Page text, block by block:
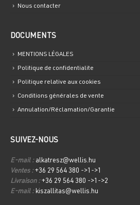
Nous contacter
DOCUMENTS
MENTIONS LÉGALES
Politique de confidentialite
Politique relative aux cookies
Conditions générales de vente
Annulation/Réclamation/Garantie
SUIVEZ-NOUS
E-mail : alkatresz@wellis.hu
Ventes : +36 29 564 380 ->1->1
Livraison : +36 29 564 380 ->1->2
E-mail : kiszallitas@wellis.hu